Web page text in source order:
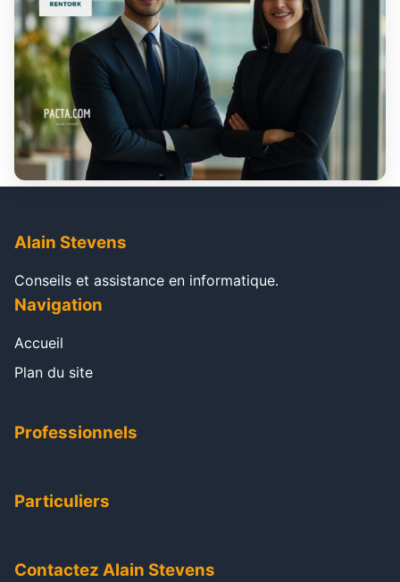
Alain Stevens
Conseils et assistance en informatique.
Navigation
Accueil
Plan du site
Professionnels
Particuliers
Contactez Alain Stevens